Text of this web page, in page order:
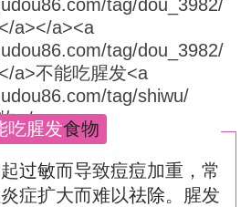
吃腥发食物
过敏而导致痘痘加重，常
症扩大而难以祛除。腥发